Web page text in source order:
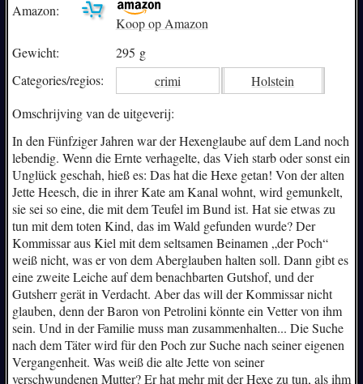
Amazon:
Koop op Amazon
Gewicht:
295 g
Categories/regios: crimi
Holstein
Omschrijving van de uitgeverij:
In den Fünfziger Jahren war der Hexenglaube auf dem Land noch
lebendig. Wenn die Ernte verhagelte, das Vieh starb oder sonst ein
Unglück geschah, hieß es: Das hat die Hexe getan! Von der alten
Jette Heesch, die in ihrer Kate am Kanal wohnt, wird gemunkelt,
sie sei so eine, die mit dem Teufel im Bund ist. Hat sie etwas zu
tun mit dem toten Kind, das im Wald gefunden wurde? Der
Kommissar aus Kiel mit dem seltsamen Beinamen „der Poch“
weiß nicht, was er von dem Aberglauben halten soll. Dann gibt es
eine zweite Leiche auf dem benachbarten Gutshof, und der
Gutsherr gerät in Verdacht. Aber das will der Kommissar nicht
glauben, denn der Baron von Petrolini könnte ein Vetter von ihm
sein. Und in der Familie muss man zusammenhalten... Die Suche
nach dem Täter wird für den Poch zur Suche nach seiner eigenen
Vergangenheit. Was weiß die alte Jette von seiner
verschwundenen Mutter? Er hat mehr mit der Hexe zu tun, als ihm